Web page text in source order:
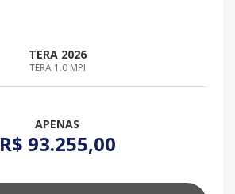
TERA 2026
TERA 1.0 MPI
APENAS
R$ 93.255,00